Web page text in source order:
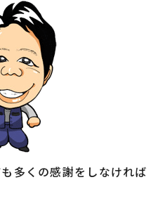
多くの感謝をしなければ